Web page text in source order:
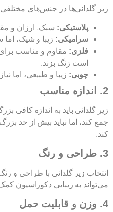
زیر گلدانی‌ها در جنس‌های
پلاستیکی: سبک، ارزان و
سرامیکی: زیبا و شیک،
فلزی: مقاوم و مناسب
است زنگ بزند.
چوبی: زیبا و طبیعی، اما
2. اندازه مناسب
زیر گلدانی باید به اندازه کافی
جمع کند، اما نباید بیش از حد
کند.
3. طراحی و رنگ
انتخاب زیر گلدانی با طراحی و
می‌تواند به زیبایی دکوراسیون
4. وزن و قابلیت حمل